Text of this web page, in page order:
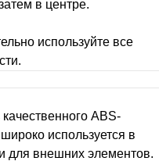
в центре.
используйте все
ABS-
используется в
для внешних элементов.